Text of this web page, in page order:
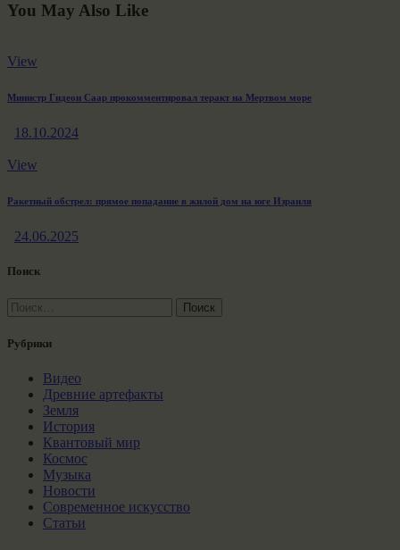
You May Also Like
View
Министр Гидеон Саар прокомментировал теракт на Мертвом море
18.10.2024
View
Ракетный обстрел: прямое попадание в жилой дом на юге Израиля
24.06.2025
Поиск
Найти:
Рубрики
Видео
Древние артефакты
Земля
История
Квантовый мир
Космос
Музыка
Новости
Современное искусство
Статьи